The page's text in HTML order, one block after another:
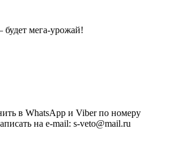
будет мега-урожай!
в WhatsApp и Viberпо номеру
на e-mail: s-veto@mail.ru